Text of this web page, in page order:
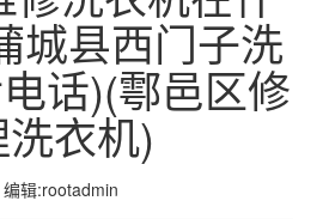
城县西门子洗
话)(鄠邑区修
衣机)
编辑:rootadmin